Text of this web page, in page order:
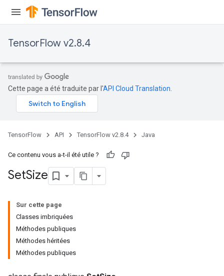
TensorFlow v2.8.4
Cette page a été traduite par l'API Cloud Translation
TensorFlow API TensorFlow v2.8.4 Java
Ce contenu vous a-t-il été utile ?
SetSize
Sur cette page
Classes imbriquées
Méthodes publiques
Méthodes héritées
Méthodes publiques